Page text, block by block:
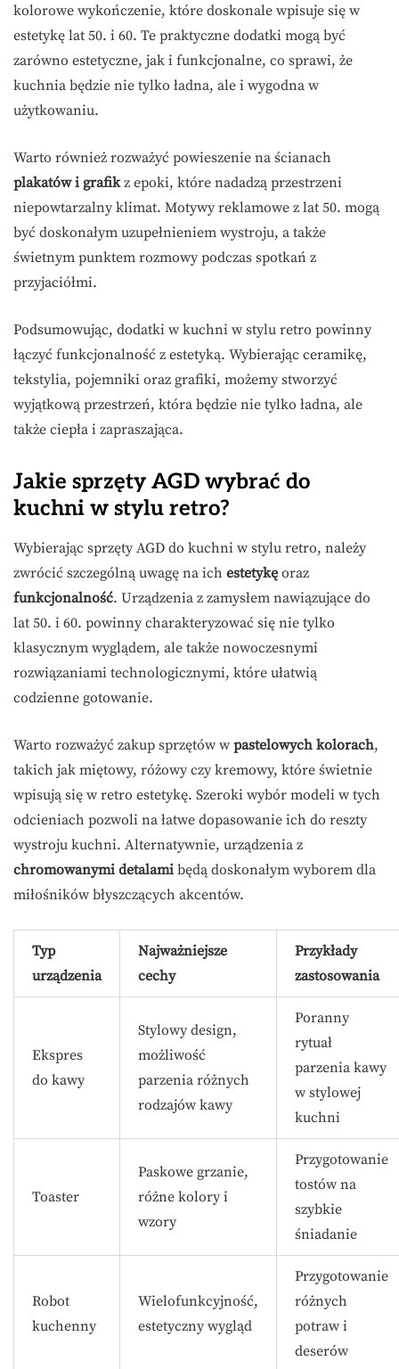
kolorowe wykończenie, które doskonale wpisuje się w
estetykę lat 50. i 60. Te praktyczne dodatki mogą być
zarówno estetyczne, jak i funkcjonalne, co sprawi, że
kuchnia będzie nie tylko ładna, ale i wygodna w
użytkowaniu.
Warto również rozważyć powieszenie na ścianach
plakatów i grafikz epoki, które nadadzą przestrzeni
niepowtarzalny klimat. Motywy reklamowe z lat 50. mogą
być doskonałym uzupełnieniem wystroju, a także
świetnym punktem rozmowy podczas spotkań z
przyjaciółmi.
Podsumowując, dodatki w kuchni w stylu retro powinny
łączyć funkcjonalność z estetyką. Wybierając ceramikę,
tekstylia, pojemniki oraz grafiki, możemy stworzyć
wyjątkową przestrzeń, która będzie nie tylko ładna, ale
także ciepła i zapraszająca.
Jakie sprzęty AGD wybrać do
kuchni w stylu retro?
Wybierając sprzęty AGD do kuchni w stylu retro, należy
zwrócić szczególną uwagę na ich estetykę oraz
funkcjonalność. Urządzenia z zamysłem nawiązujące do
lat 50. i 60. powinny charakteryzować się nie tylko
klasycznym wyglądem, ale także nowoczesnymi
rozwiązaniami technologicznymi, które ułatwią
codzienne gotowanie.
Warto rozważyć zakup sprzętów w pastelowych kolorach,
takich jak miętowy, różowy czy kremowy, które świetnie
wpisują się w retro estetykę. Szeroki wybór modeli w tych
odcieniach pozwoli na łatwe dopasowanie ich do reszty
wystroju kuchni. Alternatywnie, urządzenia z
chromowanymi detalami będą doskonałym wyborem dla
miłośników błyszczących akcentów.
Typ
urządzenia
Najważniejsze
cechy
Przykłady
zastosowania
Ekspres
do kawy
Stylowy design,
możliwość
parzenia różnych
rodzajów kawy
Poranny
rytuał
parzenia kawy
w stylowej
kuchni
Toaster
Paskowe grzanie,
różne kolory i
wzory
Przygotowanie
tostów na
szybkie
śniadanie
Robot
kuchenny
Wielofunkcyjność,
estetyczny wygląd
Przygotowanie
różnych
potraw i
deserów